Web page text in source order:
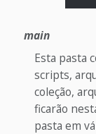
main
Esta pasta
scripts,
coleção,
ficarão
pasta em